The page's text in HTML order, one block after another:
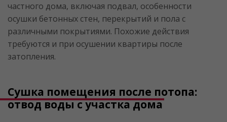
частного дома, включая подвал, особенности
осушки бетонных стен, перекрытий и пола с
различными покрытиями. Похожие действия
требуются и при осушении квартиры после
затопления.
Сушка помещения после потопа:
отвод воды с участка дома